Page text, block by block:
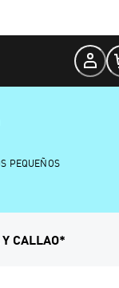
PEQUEÑOS
CALLAO*